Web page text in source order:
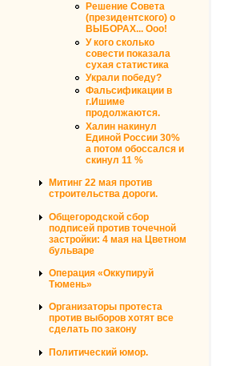
Решение Совета
(президентского) о
ВЫБОРАХ... Ооо!
У кого сколько
совести показала
сухая статистика
Украли победу?
Фальсификации в
г.Ишиме
продолжаются.
Халин накинул
Единой России 30%
а потом обоссался и
скинул 11 %
Митинг 22 мая против
строительства дороги.
Общегородской сбор
подписей против точечной
застройки: 4 мая на Цветном
бульваре
Операция «Оккупируй
Тюмень»
Организаторы протеста
против выборов хотят все
сделать по закону
Политический юмор.